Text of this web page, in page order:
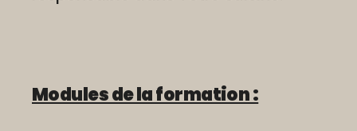
Modules de la formation :